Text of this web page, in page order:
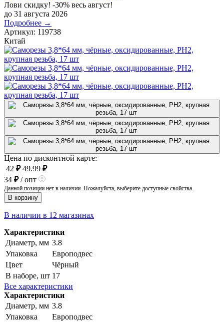
Лови скидку! -30% весь август!
до 31 августа 2026
Подробнее →
Артикул: 119738
Китай
Цена по дисконтной карте:
42 ₽ 49.99 ₽
34 ₽/ опт
Данной позиции нет в наличии. Пожалуйста, выберите доступные свойства.
В корзину
В наличии в 12 магазинах
Характеристики
Диаметр, мм 3.8
Упаковка
Европодвес
Цвет
Чёрный
В наборе, шт 17
Все характеристики
Характеристики
Диаметр, мм 3.8
Упаковка
Европодвес